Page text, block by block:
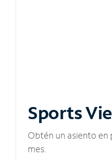
Sports
Obtén un asiento en
mes.